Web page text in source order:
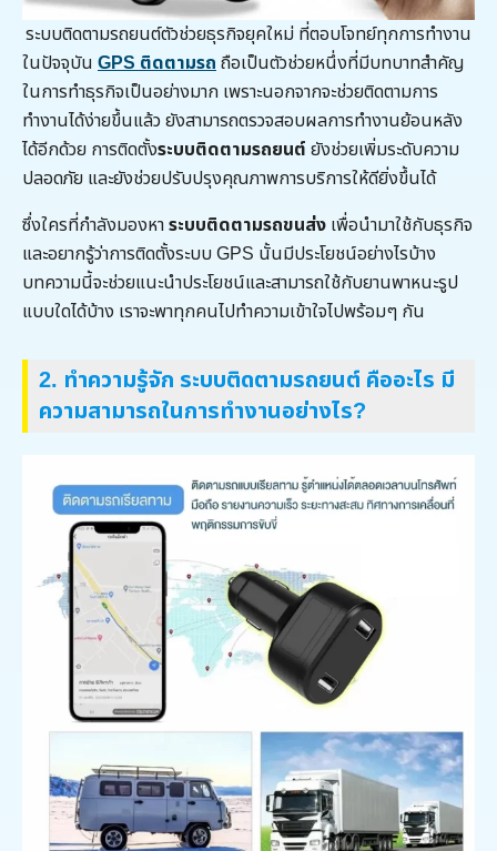
ระบบติดตามรถยนต์ตัวช่วยธุรกิจยุคใหม่ ที่ตอบโจทย์ทุกการทำงาน
ในปัจจุบัน GPS ติดตามรถถือเป็นตัวช่วยหนึ่งที่มีบทบาทสำคัญ
ในการทำธุรกิจเป็นอย่างมาก เพราะนอกจากจะช่วยติดตามการ
ทำงานได้ง่ายขึ้นแล้ว ยังสามารถตรวจสอบผลการทำงานย้อนหลัง
ได้อีกด้วย การติดตั้งระบบติดตามรถยนต์ ยังช่วยเพิ่มระดับความ
ปลอดภัย และยังช่วยปรับปรุงคุณภาพการบริการให้ดียิ่งขึ้นได้
ซึ่งใครที่กำลังมองหาระบบติดตามรถขนส่ง เพื่อนำมาใช้กับธุรกิจ
และอยากรู้ว่าการติดตั้งระบบ GPS นั้นมีประโยชน์อย่างไรบ้าง
บทความนี้จะช่วยแนะนำประโยชน์และสามารถใช้กับยานพาหนะรูป
แบบใดได้บ้าง เราจะพาทุกคนไปทำความเข้าใจไปพร้อมๆ กัน
2. ทำความรู้จัก ระบบติดตามรถยนต์ คืออะไร มี
ความสามารถในการทำงานอย่างไร?